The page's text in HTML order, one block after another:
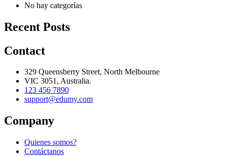
No hay categorías
Recent Posts
Contact
329 Queensberry Street, North Melbourne
VIC 3051, Australia.
123 456 7890
support@edumy.com
Company
Quienes somos?
Contáctanos